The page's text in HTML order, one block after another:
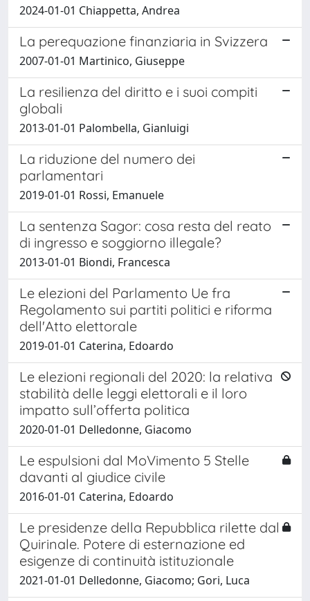
2024-01-01 Chiappetta, Andrea
La perequazione finanziaria in Svizzera
2007-01-01 Martinico, Giuseppe
La resilienza del diritto e i suoi compiti
globali
2013-01-01 Palombella, Gianluigi
La riduzione del numero dei
parlamentari
2019-01-01 Rossi, Emanuele
La sentenza Sagor: cosa resta del reato
di ingresso e soggiorno illegale?
2013-01-01 Biondi, Francesca
Le elezioni del Parlamento Ue fra
Regolamento sui partiti politici e riforma
dell'Atto elettorale
2019-01-01 Caterina, Edoardo
Le elezioni regionali del 2020: la relativa
stabilità delle leggi elettorali e il loro
impatto sull’offerta politica
2020-01-01 Delledonne, Giacomo
Le espulsioni dal MoVimento 5 Stelle
davanti al giudice civile
2016-01-01 Caterina, Edoardo
Le presidenze della Repubblica rilette dal
Quirinale. Potere di esternazione ed
esigenze di continuità istituzionale
2021-01-01 Delledonne, Giacomo; Gori, Luca